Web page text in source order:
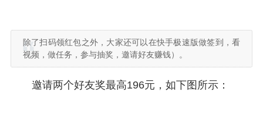
除了扫码领红包之外，大家还可以在快手极速版做签到，看
视频，做任务，参与抽奖，邀请好友赚钱）。
邀请两个好友奖最高196元，如下图所示：